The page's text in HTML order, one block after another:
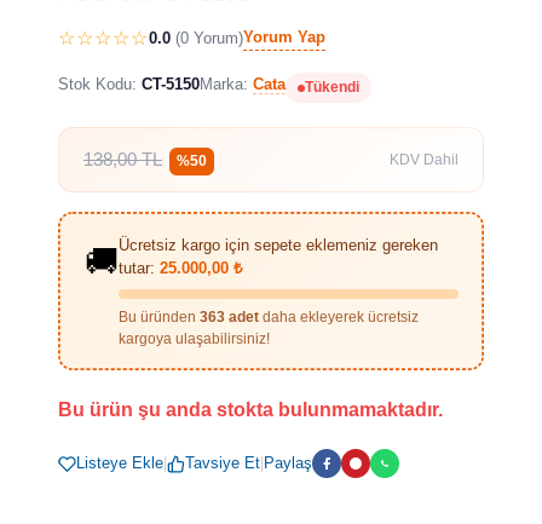
☆☆☆☆☆0.0 (0 Yorum)Yorum Yap
Stok Kodu: CT-5150Marka: Cata Tükendi
138,00 TL %50 KDV Dahil
🚚Ücretsiz kargo için sepete eklemeniz gereken
tutar: 25.000,00 ₺
Bu üründen 363 adetdaha ekleyerek ücretsiz
kargoya ulaşabilirsiniz!
Bu ürün şu anda stokta bulunmamaktadır.
Listeye Ekle Tavsiye Et Paylaş